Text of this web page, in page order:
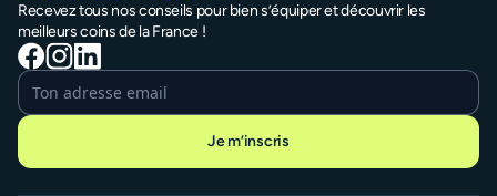
Recevez tous nos conseils pour bien s’équiper et découvrir les
meilleurs coins de la France !
Je m’inscris